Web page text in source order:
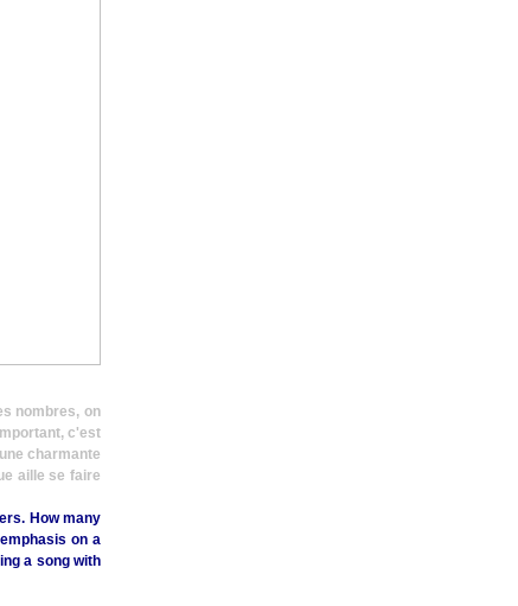
nombres, on
c'est
charmante
aille se faire
How many
on a
a song with